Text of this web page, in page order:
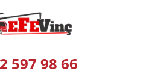
597 98 66